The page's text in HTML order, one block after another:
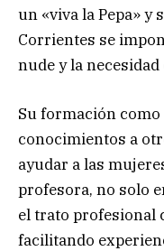
un «viva la Pepa» y
Corrientes se
nude y la
Su formación
conocimientos a
ayudar a las
profesora, no solo
el trato profesional
facilitando